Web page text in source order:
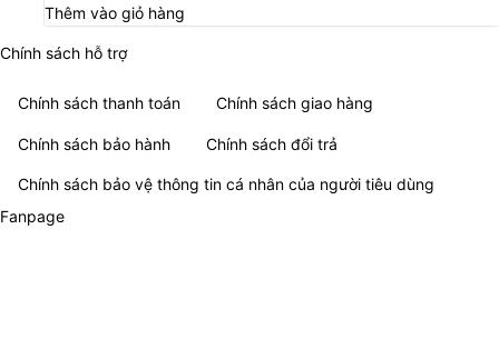
Thêm vào giỏ hàng
Chính sách hỗ trợ
Chính sách thanh toán Chính sách giao hàng
Chính sách bảo hành Chính sách đổi trả
Chính sách bảo vệ thông tin cá nhân của người tiêu dùng
Fanpage